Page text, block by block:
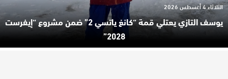
يوسف التازي يعتلي قمة “كانغ ياتسي 2” ضمن مشروع “إيفرست
2028”
الثلاثاء 4 أغسطس 2026